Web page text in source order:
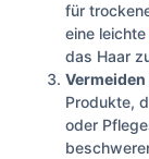
für
eine leichte
das Haar
Produkte,
oder